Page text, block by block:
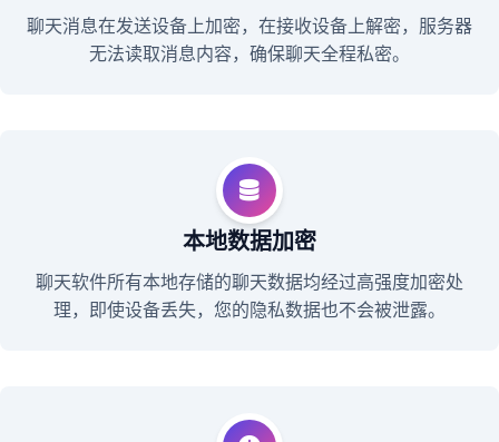
聊天消息在发送设备上加密，在接收设备上解密，服务器
无法读取消息内容，确保聊天全程私密。
本地数据加密
聊天软件所有本地存储的聊天数据均经过高强度加密处
理，即使设备丢失，您的隐私数据也不会被泄露。